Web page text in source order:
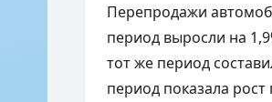
Перепродажи
период выросли на
тот же период
период показала рост